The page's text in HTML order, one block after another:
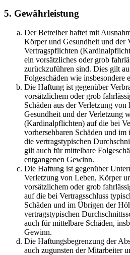
5. Gewährleistung
Der Betreiber haftet mit
Körper und Gesundheit und der
Vertragspflichten
ein vorsätzliches oder grob
zurückzuführen sind. Dies gilt
Folgeschäden wie insbesondere
Die Haftung ist gegenüber
vorsätzlichem oder grob
Schäden aus der Verletzung
Gesundheit und der Verletzung
(Kardinalpflichten) auf die bei
vorhersehbaren Schäden und
die vertragstypischen
gilt auch für mittelbare
entgangenen Gewinn.
Die Haftung ist gegenüber
Verletzung von Leben, Körper
vorsätzlichem oder grob
auf die bei Vertragsschluss
Schäden und im Übrigen der
vertragstypischen
auch für mittelbare Schäden,
Gewinn.
Die Haftungsbegrenzung der
auch zugunsten der Mitarbeiter